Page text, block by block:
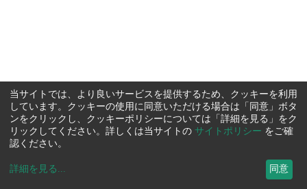
当サイトでは、より良いサービスを提供するため、クッキーを利用
しています。クッキーの使用に同意いただける場合は「同意」ボタ
ンをクリックし、クッキーポリシーについては「詳細を見る」をク
リックしてください。詳しくは当サイトの サイトポリシー をご確
認ください。
詳細を見る ... 同意